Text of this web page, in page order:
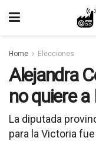
Home Elecciones
Alejandra
no quiere a
La diputada
para la Victoria